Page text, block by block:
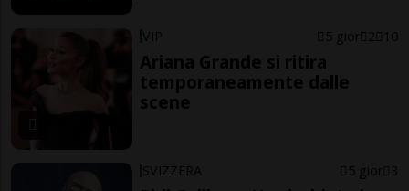
VIP 5 gior 2 10
Ariana Grande si ritira
temporaneamente dalle
scene
SVIZZERA 5 gior 3